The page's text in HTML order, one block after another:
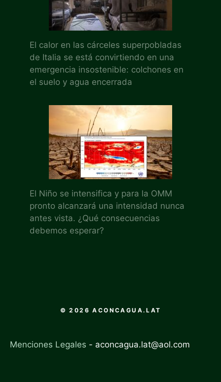
El calor en las cárceles superpobladas
de Italia se está convirtiendo en una
emergencia insostenible: colchones en
el suelo y agua encerrada
El Niño se intensifica y para la OMM
pronto alcanzará una intensidad nunca
antes vista. ¿Qué consecuencias
debemos esperar?
© 2026 ACONCAGUA.LAT
Menciones Legales - aconcagua.lat@aol.com